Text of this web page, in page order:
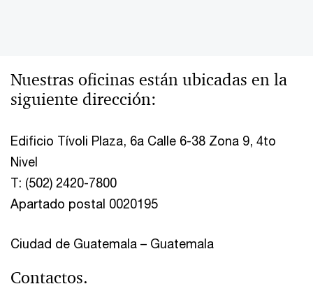
Nuestras oficinas están ubicadas en la
siguiente dirección:
Edificio Tívoli Plaza, 6a Calle 6-38 Zona 9, 4to
Nivel
T: (502) 2420-7800
Apartado postal 0020195
Ciudad de Guatemala – Guatemala
Contactos.